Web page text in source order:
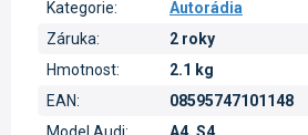
Kategorie:
Autorádia
Záruka:
2 roky
Hmotnost:
2.1 kg
EAN:
08595747101148
Model Audi:
A4, S4